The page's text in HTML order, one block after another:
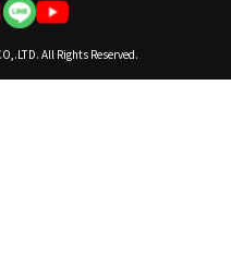
All Rights Reserved.